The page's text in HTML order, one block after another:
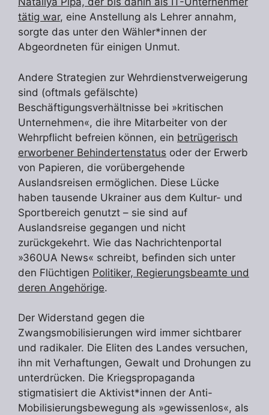
tätig war, eine Anstellung als Lehrer annahm,
sorgte das unter den Wähler*innen der
Abgeordneten für einigen Unmut.
Andere Strategien zur Wehrdienstverweigerung
sind (oftmals gefälschte)
Beschäftigungsverhältnisse bei »kritischen
Unternehmen«, die ihre Mitarbeiter von der
Wehrpflicht befreien können, ein betrügerisch
erworbener Behindertenstatus oder der Erwerb
von Papieren, die vorübergehende
Auslandsreisen ermöglichen. Diese Lücke
haben tausende Ukrainer aus dem Kultur- und
Sportbereich genutzt – sie sind auf
Auslandsreise gegangen und nicht
zurückgekehrt. Wie das Nachrichtenportal
»360UA News« schreibt, befinden sich unter
den Flüchtigen Politiker, Regierungsbeamte und
deren Angehörige.
Der Widerstand gegen die
Zwangsmobilisierungen wird immer sichtbarer
und radikaler. Die Eliten des Landes versuchen,
ihn mit Verhaftungen, Gewalt und Drohungen zu
unterdrücken. Die Kriegspropaganda
stigmatisiert die Aktivist*innen der Anti-
Mobilisierungsbewegung als »gewissenlos«, als